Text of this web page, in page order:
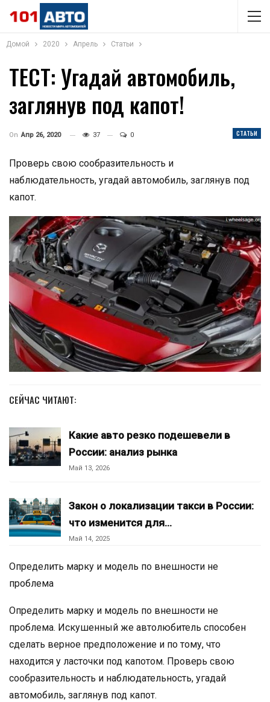
Домой 2020 Апрель Статьи
ТЕСТ: Угадай автомобиль,
заглянув под капот!
СТАТЬИ
On Апр 26, 2020 37 0
Проверь свою сообразительность и
наблюдательность, угадай автомобиль, заглянув под
капот.
СЕЙЧАС ЧИТАЮТ:
Какие авто резко подешевели в
России: анализ рынка
Май 13, 2026
Закон о локализации такси в России:
что изменится для…
Май 14, 2025
Определить марку и модель по внешности не
проблема
Определить марку и модель по внешности не
проблема. Искушенный же автолюбитель способен
сделать верное предположение и по тому, что
находится у ласточки под капотом. Проверь свою
сообразительность и наблюдательность, угадай
автомобиль, заглянув под капот.